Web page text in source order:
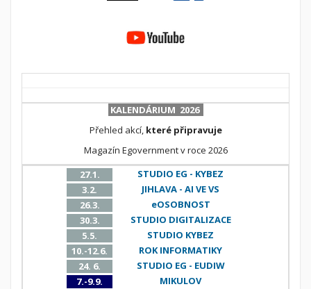
KALENDÁRIUM 2026
Přehled akcí, které připravuje
Magazín Egovernment v roce 2026
27.1.
STUDIO EG - KYBEZ
3.2.
JIHLAVA - AI VE VS
26.3.
eOSOBNOST
30.3.
STUDIO DIGITALIZACE
5.5.
STUDIO KYBEZ
10.-12.6.
ROK INFORMATIKY
24. 6.
STUDIO EG - EUDIW
7.-9.9.
MIKULOV